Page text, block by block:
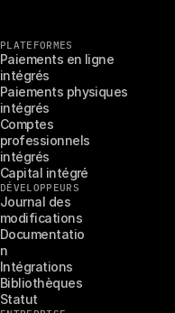
PLATEFORMES
Paiements en ligne
intégrés
Paiements physiques
intégrés
Comptes
professionnels
intégrés
Capital intégré
DÉVELOPPEURS
Journal des
modifications
Documentatio
n
Intégrations
Bibliothèques
Statut